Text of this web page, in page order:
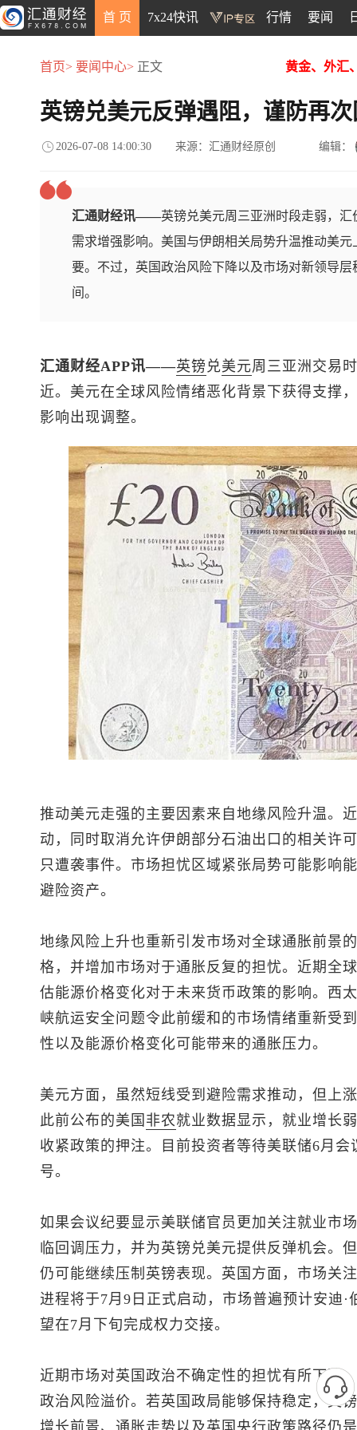
首 页 7x24快讯 行情 要闻
首页> 要闻中心> 正文 黄金、外汇
英镑兑美元反弹遇阻，谨防再
2026-07-08 14:00:30 来源：汇通财经原创 编辑：
汇通财经讯——英镑兑美元周三亚洲时段走弱，
需求增强影响。美国与伊朗相关局势升温推动美
要。不过，英国政治风险下降以及市场对新领导
间。
汇通财经APP讯——英镑 兑美元周三亚洲交易
近。美元在全球风险情绪恶化背景下获得支撑
影响出现调整。
推动美元走强的主要因素来自地缘风险升温。
动，同时取消允许伊朗部分石油出口的相关许
只遭袭事件。市场担忧区域紧张局势可能影响
避险资产。
地缘风险上升也重新引发市场对全球通胀前景
格，并增加市场对于通胀反复的担忧。近期全
估能源价格变化对于未来货币政策的影响。西
峡航运安全问题令此前缓和的市场情绪重新受
性以及能源价格变化可能带来的通胀压力。
美元方面，虽然短线受到避险需求推动，但上
此前公布的美国 非农就业数据显示，就业增长
收紧政策的押注。目前投资者等待美联储6月
号。
如果会议纪要显示美联储官员更加关注就业市
临回调压力，并为英镑兑美元提供反弹机会。
仍可能继续压制英镑表现。英国方面，市场关
进程将于7月9日正式启动，市场普遍预计安迪
望在7月下旬完成权力交接。
近期市场对英国政治不确定性的担忧有所下降
政治风险溢价。若英国政局能够保持稳定，英
增长前景、通胀走势以及英国央行政策路径仍